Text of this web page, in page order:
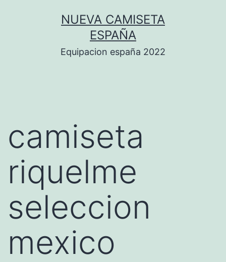
NUEVA CAMISETA
ESPAÑA
Equipacion españa 2022
camiseta
riquelme
seleccion
mexico